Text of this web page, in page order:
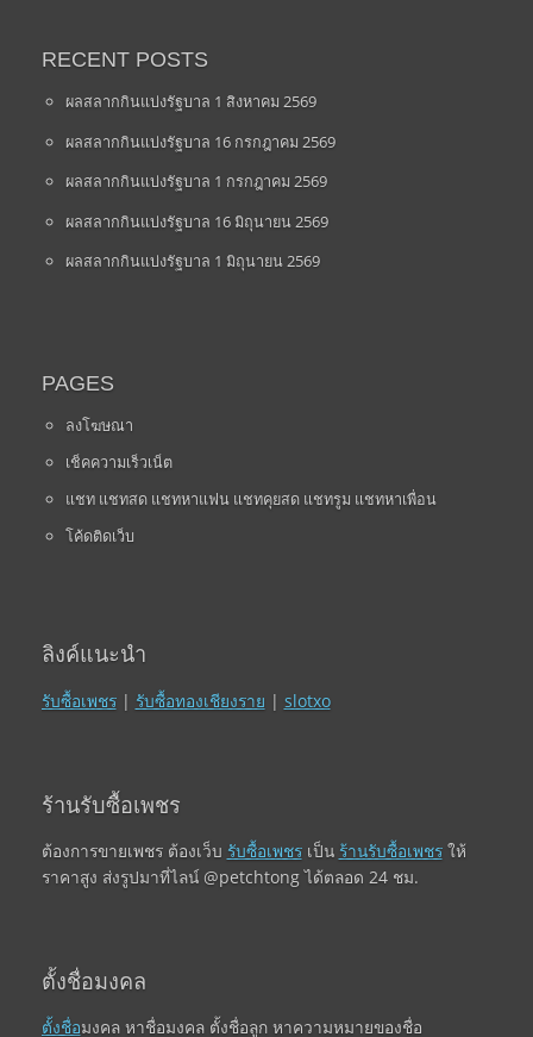
RECENT POSTS
ผลสลากกินแบ่งรัฐบาล 1 สิงหาคม 2569
ผลสลากกินแบ่งรัฐบาล 16 กรกฎาคม 2569
ผลสลากกินแบ่งรัฐบาล 1 กรกฎาคม 2569
ผลสลากกินแบ่งรัฐบาล 16 มิถุนายน 2569
ผลสลากกินแบ่งรัฐบาล 1 มิถุนายน 2569
PAGES
ลงโฆษณา
เช็คความเร็วเน็ต
แชท แชทสด แชทหาแฟน แชทคุยสด แชทรูม แชทหาเพื่อน
โค้ดติดเว็บ
ลิงค์แนะนำ
รับซื้อเพชร| รับซื้อทองเชียงราย | slotxo
ร้านรับซื้อเพชร
ต้องการขายเพชร ต้องเว็บ รับซื้อเพชรเป็น ร้านรับซื้อเพชรให้
ราคาสูง ส่งรูปมาที่ไลน์ @petchtong ได้ตลอด 24 ชม.
ตั้งชื่อมงคล
ตั้งชื่อมงคล หาชื่อมงคล ตั้งชื่อลูก หาความหมายของชื่อ